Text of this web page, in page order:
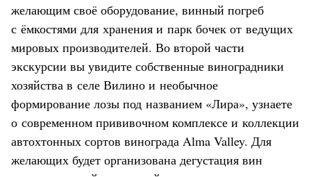
желающим своё оборудование, винный погреб
с ёмкостями для хранения и парк бочек от ведущих
мировых производителей. Во второй части
экскурсии вы увидите собственные виноградники
хозяйства в селе Вилино и необычное
формирование лозы под названием «Лира», узнаете
о современном прививочном комплексе и коллекции
автохтонных сортов винограда Alma Valley. Для
желающих будет организована дегустация вин